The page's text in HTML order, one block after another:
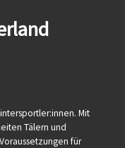
Mit
Tälern und
für